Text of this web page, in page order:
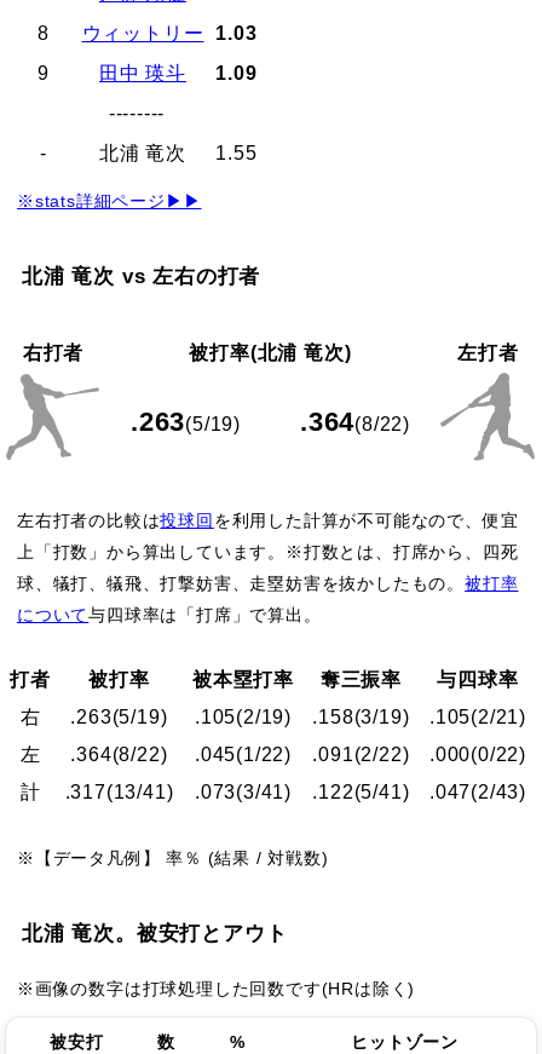
8
ウィットリー
1.03
9
田中 瑛斗
1.09
--------
-
北浦 竜次 1.55
※stats詳細ページ▶▶
北浦 竜次 vs 左右の打者
右打者 被打率(北浦 竜次) 左打者
.263(5/19) .364(8/22)
左右打者の比較は投球回 を利用した計算が不可能なので、便宜
上「打数」から算出しています。※打数とは、打席から、四死
球、犠打、犠飛、打撃妨害、走塁妨害を抜かしたもの。被打率
について与四球率は「打席」で算出。
打者 被打率 被本塁打率 奪三振率
与四球率
右
.263(5/19) .105(2/19) .158(3/19) .105(2/21)
左
.364(8/22) .045(1/22) .091(2/22) .000(0/22)
計
.317(13/41) .073(3/41) .122(5/41) .047(2/43)
※【データ凡例】 率％ (結果 / 対戦数)
北浦 竜次。被安打とアウト
※画像の数字は打球処理した回数です(HRは除く)
被安打 数 % ヒットゾーン